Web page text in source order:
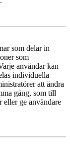
som delar in
som
användar kan
individuella
att ändra
gång, som till
eller ge användare